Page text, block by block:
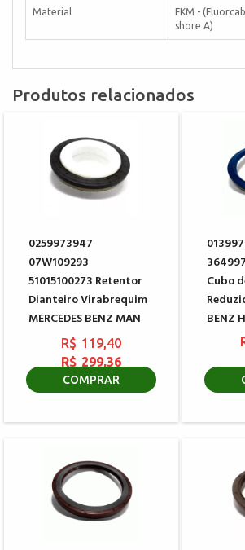
Material
FKM -
shore A)
Produtos relacionados
0259973947
07W109293
51015100273 Retentor
Dianteiro Virabrequim
MERCEDES BENZ MAN
R$ 119,40
R$ 299,36
COMPRAR
Cubo
BENZ